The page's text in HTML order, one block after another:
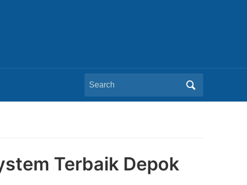
Search
for:
Terbaik Depok